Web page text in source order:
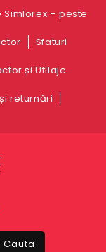
Simlorex – peste
Sfaturi
și Utilaje
returnări
Cauta